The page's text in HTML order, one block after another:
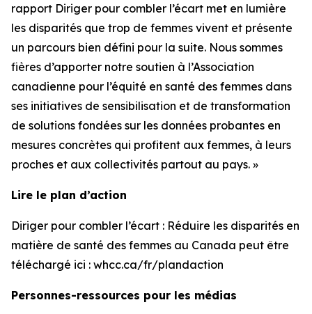
rapport Diriger pour combler l’écart met en lumière
les disparités que trop de femmes vivent et présente
un parcours bien défini pour la suite. Nous sommes
fières d’apporter notre soutien à l’Association
canadienne pour l’équité en santé des femmes dans
ses initiatives de sensibilisation et de transformation
de solutions fondées sur les données probantes en
mesures concrètes qui profitent aux femmes, à leurs
proches et aux collectivités partout au pays. »
Lire le plan d’action
Diriger pour combler l’écart : Réduire les disparités en
matière de santé des femmes au Canada peut être
téléchargé ici : whcc.ca/fr/plandaction
Personnes-ressources pour les médias